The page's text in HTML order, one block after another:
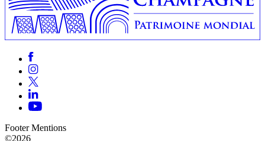
Footer Mentions
©2026